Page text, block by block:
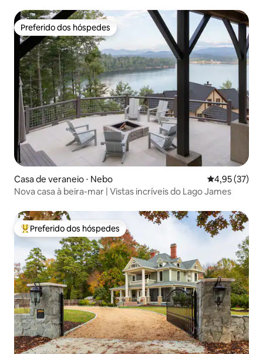
Preferido dos hóspedes
Preferido dos hóspedes
Casa de veraneio ⋅ Nebo 4,95 de uma
4,95 (37)
Nova casa à beira-mar | Vistas incríveis do Lago James
Entre os melhores preferidos dos hóspedes
Preferido dos hóspedes